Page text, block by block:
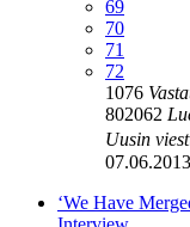
69
70
71
72
1076
802062
Uusin
‘We Have